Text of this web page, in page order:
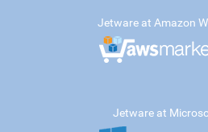
Jetware at Amazon
Jetware at